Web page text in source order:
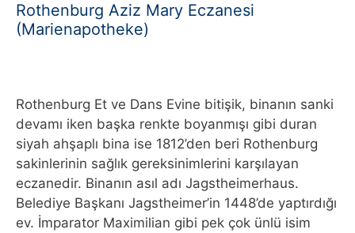
Rothenburg Aziz Mary Eczanesi
(Marienapotheke)
Rothenburg Et ve Dans Evine bitişik, binanın sanki
devamı iken başka renkte boyanmışı gibi duran
siyah ahşaplı bina ise 1812’den beri Rothenburg
sakinlerinin sağlık gereksinimlerini karşılayan
eczanedir. Binanın asıl adı Jagstheimerhaus.
Belediye Başkanı Jagstheimer’in 1448’de yaptırdığı
ev. İmparator Maximilian gibi pek çok ünlü isim